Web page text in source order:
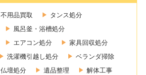
不用品買取
タンス処分
風呂釜・浴槽処分
エアコン処分
家具回収処分
洗濯機引越し処分
ベランダ掃除
仏壇処分 遺品整理
解体工事